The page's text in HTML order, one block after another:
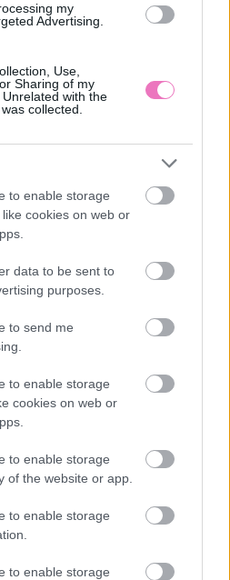
my
Advertising.
Use,
Sharing of my
with the
collected.
to enable storage
cookies on web or
data to be sent to
purposes.
to send me
to enable storage
cookies on web or
to enable storage
of the website or app.
to enable storage
to enable storage
emberek? Íme a
tudományos magyarázat
„Anyám és apám új
lett a nagy napom életem
legrosszabbja
a